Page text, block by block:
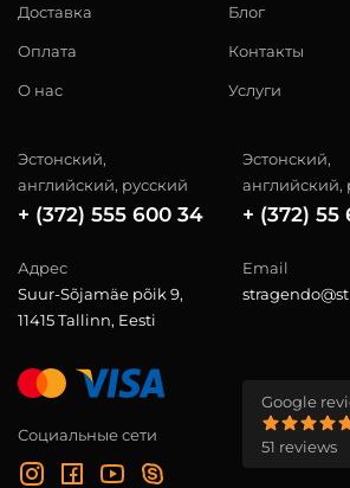
Доставка
Оплата
О нас
Блог
Контакты
Услуги
Эстонский,
английский, русский
+ (372) 555 600 34
Эстонский,
английский,
+ (372) 55
Адрес
Suur-Sõjamäe põik 9,
11415 Tallinn, Eesti
Email
Социальные сети
Google
51 reviews